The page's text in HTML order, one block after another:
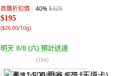
首購折扣價 40%$325
$195
($26.00/10g)
明天 8/8 (六) 預計送達
(184)